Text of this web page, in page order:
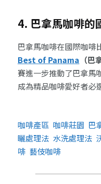
4. 巴拿馬咖啡的
巴拿馬咖啡在國際咖啡
Best of Panama （巴
賽進一步推動了巴拿馬
成為精品咖啡愛好者必
咖啡產區 咖啡莊園 巴
曬處理法 水洗處理法
啡 藝伎咖啡